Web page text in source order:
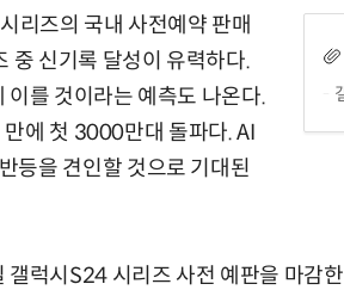
리즈의 국내 사전예약 판매
중 신기록 달성이 유력하다.
를 것이라는 예측도 나온다.
에 첫 3000만대 돌파다. AI
등을 견인할 것으로 기대된
럭시S24 시리즈 사전 예판을 마감